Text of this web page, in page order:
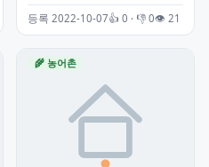
등록 2022-10-07👍 0 · 👎 0👁 21
🌾 농어촌